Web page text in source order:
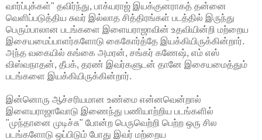
வார்ப்புக்கள்" தவிர்ந்து, பாக்யராஜ் இயக்குனராகத் தன்னை
வெளிப்படுத்திய சுவர் இல்லாத சித்திரங்கள் படத்தில் இருந்து
பெரும்பாலான படங்களை இளையராஜாவின் உதவியின்றி மற்றைய
இசையமைப்பாளர்களோடு கைகோர்த்தே இயக்கியிருக்கின்றார்.
அந்த வகையில் கங்கை அமரன், சங்கர் கணேஷ், எம் எஸ்
விஸ்வநாதன், தீபக், தரண் இவர்களுடன் தானே இசையமைத்தும்
படங்களை இயக்கியிருக்கின்றார்.
இன்னொரு ஆச்சரியமான உண்மை என்னவென்றால்
இளையராஜாவோடு இணைந்து பணியாற்றிய படங்களில்
"முந்தானை முடிச்சு" போன்ற பெருவெற்றி பெற்ற ஒரு சில
படங்களோடு ஒப்பிடும் போது இவர் மற்றைய